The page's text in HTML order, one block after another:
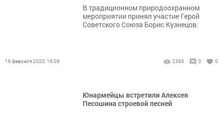
В традиционном природоохранном
мероприятии принял участие Герой
Советского Союза Борис Кузнецов.
19 февраля 2020, 16:09 2393 0 0
Юнармейцы встретили Алексея
Песошина строевой песней